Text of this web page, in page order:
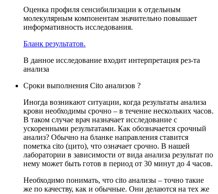
Оценка профиля сенсибилизации к отдельным
молекулярным компонентам значительно повышает
информативность исследования.
Бланк результатов.
В данное исследование входит интерпретация рез-та
анализа
Сроки выполнения Cito анализов ?
Иногда возникают ситуации, когда результаты анализа
крови необходимы срочно – в течение нескольких часов.
В таком случае врач назначает исследование с
ускоренными результатами. Как обозначается срочный
анализ? Обычно на бланке направления ставится
пометка cito (цито), что означает срочно. В нашей
лаборатории в зависимости от вида анализа результат по
нему может быть готов в период от 30 минут до 4 часов.
Необходимо понимать, что cito анализы – точно такие
же по качеству, как и обычные. Они делаются на тех же